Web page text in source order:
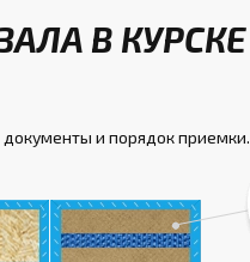
В КУРСКЕ
и порядок приемки.